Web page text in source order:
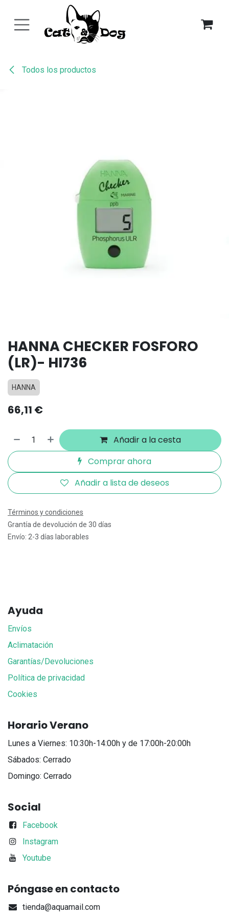
Todos los productos
HANNA CHECKER FOSFORO
(LR)- HI736
HANNA
66,11 €
Añadir a la cesta
Comprar ahora
Añadir a lista de deseos
Términos y condiciones
Grantía de devolución de 30 días
Envío: 2-3 días laborables
Ayuda
Envíos
Aclimatación
Garantías/Devoluciones
Política de privacidad
Cookies
Horario Verano
Lunes a Viernes: 10:30h-14:00h y de 17:00h-20:00h
Sábados: Cerrado
Domingo: Cerrado
Social
Facebook
Instagram
Youtube
Póngase en contacto
tienda@aquamail.com